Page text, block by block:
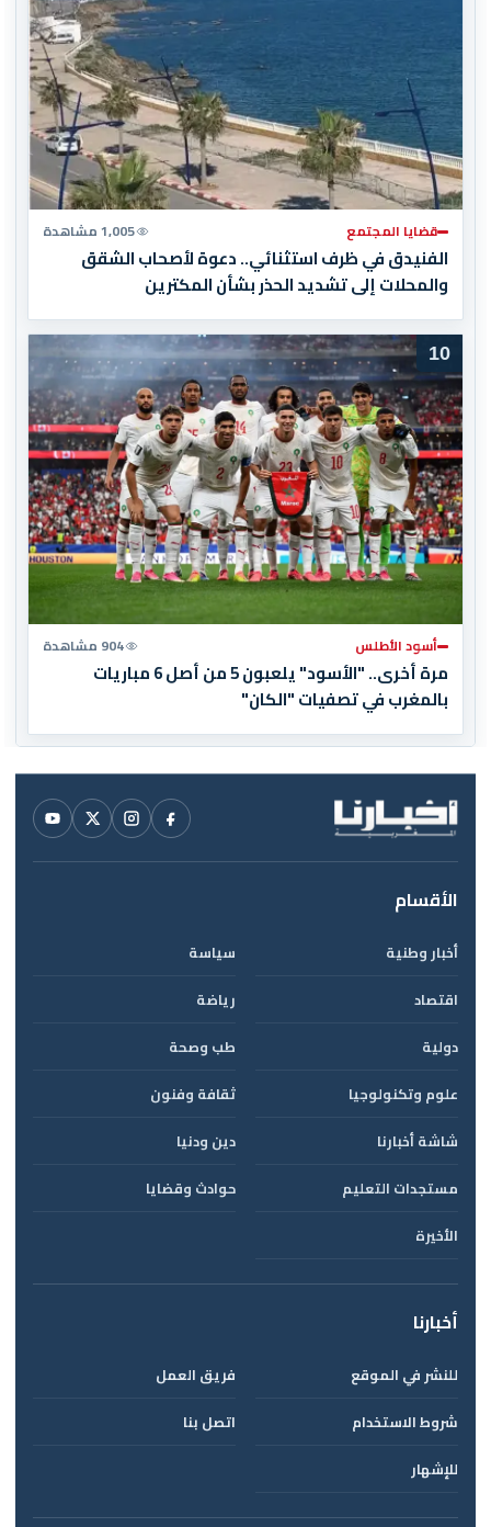
قضايا المجتمع 1,005 مشاهدة
الفنيدق في ظرف استثنائي.. دعوة لأصحاب الشقق
والمحلات إلى تشديد الحذر بشأن المكترين
10
أسود الأطلس 904 مشاهدة
مرة أخرى.. "الأسود" يلعبون 5 من أصل 6 مباريات
بالمغرب في تصفيات "الكان"
الأقسام
أخبار وطنية
سياسة
اقتصاد
رياضة
دولية
طب وصحة
علوم وتكنولوجيا
ثقافة وفنون
شاشة أخبارنا
دين ودنيا
مستجدات التعليم
حوادث وقضايا
الأخيرة
أخبارنا
للنشر في الموقع
فريق العمل
شروط الاستخدام
اتصل بنا
للإشهار